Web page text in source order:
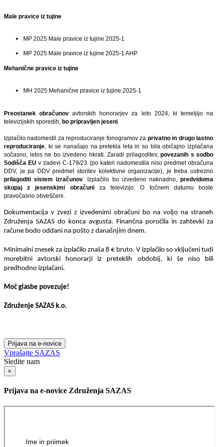
Male pravice iz tujine
MP 2025 Male pravice iz tujine 2025-1
MP 2025 Male pravice iz tujine 2025-1 AHP
Mehanične pravice iz tujine
MH 2025 Mehanične pravice iz tujine 2025-1
Preostanek obračunov avtorskih honorarjev za leto 2024, ki temeljijo na
televizijskih sporedih, bo pripravljen jeseni.
Izplačilo nadomestil za reproduciranje fonogramov za privatno in drugo lastno
reproduciranje, ki se nanašajo na pretekla leta in so bila običajno izplačana
sočasno, letos ne bo izvedeno hkrati. Zaradi prilagoditev, povezanih s sodbo
Sodišča EU v zadevi C-179/23 (po kateri nadomestila niso predmet obračuna
DDV, je pa DDV predmet storitev kolektivne organizacije), je treba ustrezno
prilagoditi sistem izračunov. Izplačilo bo izvedeno naknadno,predvidoma
skupaj z jesenskimi obračuniza televizijo. O točnem datumu boste
pravočasno obveščeni.
Dokumentacija v zvezi z izvedenimi obračuni bo na voljo na straneh
Združenja SAZAS do konca avgusta. Finančna poročila in zahtevki za
račune bodo oddani na pošto z današnjim dnem.
Minimalni znesek za izplačilo znaša 8 € bruto. V izplačilo so vključeni tudi
morebitni avtorski honorarji iz preteklih obdobij, ki še niso bili
predhodno izplačani.
Moč glasbe povezuje!
Združenje SAZAS k.o.
Prijava na e-novice
Vprašajte SAZAS
Sledite nam
×
Prijava na e-novice Združenja SAZAS